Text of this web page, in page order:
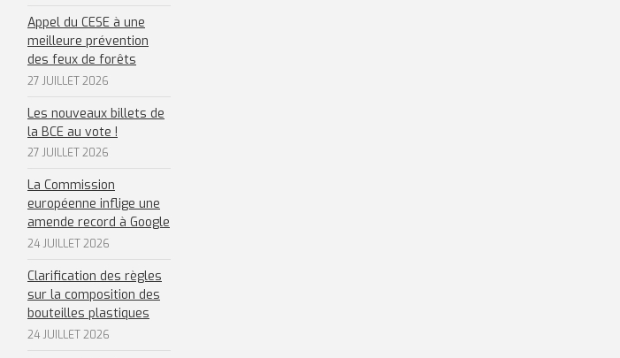
Appel du CESE à une
meilleure prévention
des feux de forêts
27 JUILLET 2026
Les nouveaux billets de
la BCE au vote !
27 JUILLET 2026
La Commission
européenne inflige une
amende record à Google
24 JUILLET 2026
Clarification des règles
sur la composition des
bouteilles plastiques
24 JUILLET 2026